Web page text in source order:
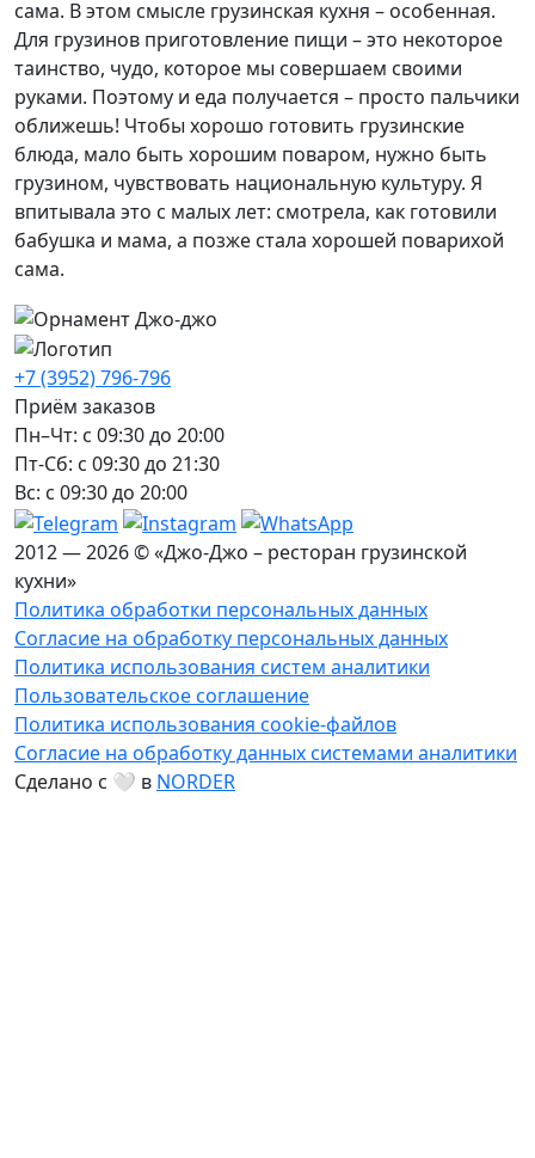
сама. В этом смысле грузинская кухня – особенная.
Для грузинов приготовление пищи – это некоторое
таинство, чудо, которое мы совершаем своими
руками. Поэтому и еда получается – просто пальчики
оближешь! Чтобы хорошо готовить грузинские
блюда, мало быть хорошим поваром, нужно быть
грузином, чувствовать национальную культуру. Я
впитывала это с малых лет: смотрела, как готовили
бабушка и мама, а позже стала хорошей поварихой
сама.
+7 (3952) 796-796
Приём заказов
Пн–Чт: с 09:30 до 20:00
Пт-Сб: с 09:30 до 21:30
Вс: с 09:30 до 20:00
2012 — 2026 © «Джо-Джо – ресторан грузинской
кухни»
Политика обработки персональных данных
Согласие на обработку персональных данных
Политика использования систем аналитики
Пользовательское соглашение
Политика использования cookie-файлов
Согласие на обработку данных системами аналитики
Сделано с 🤍 в NORDER